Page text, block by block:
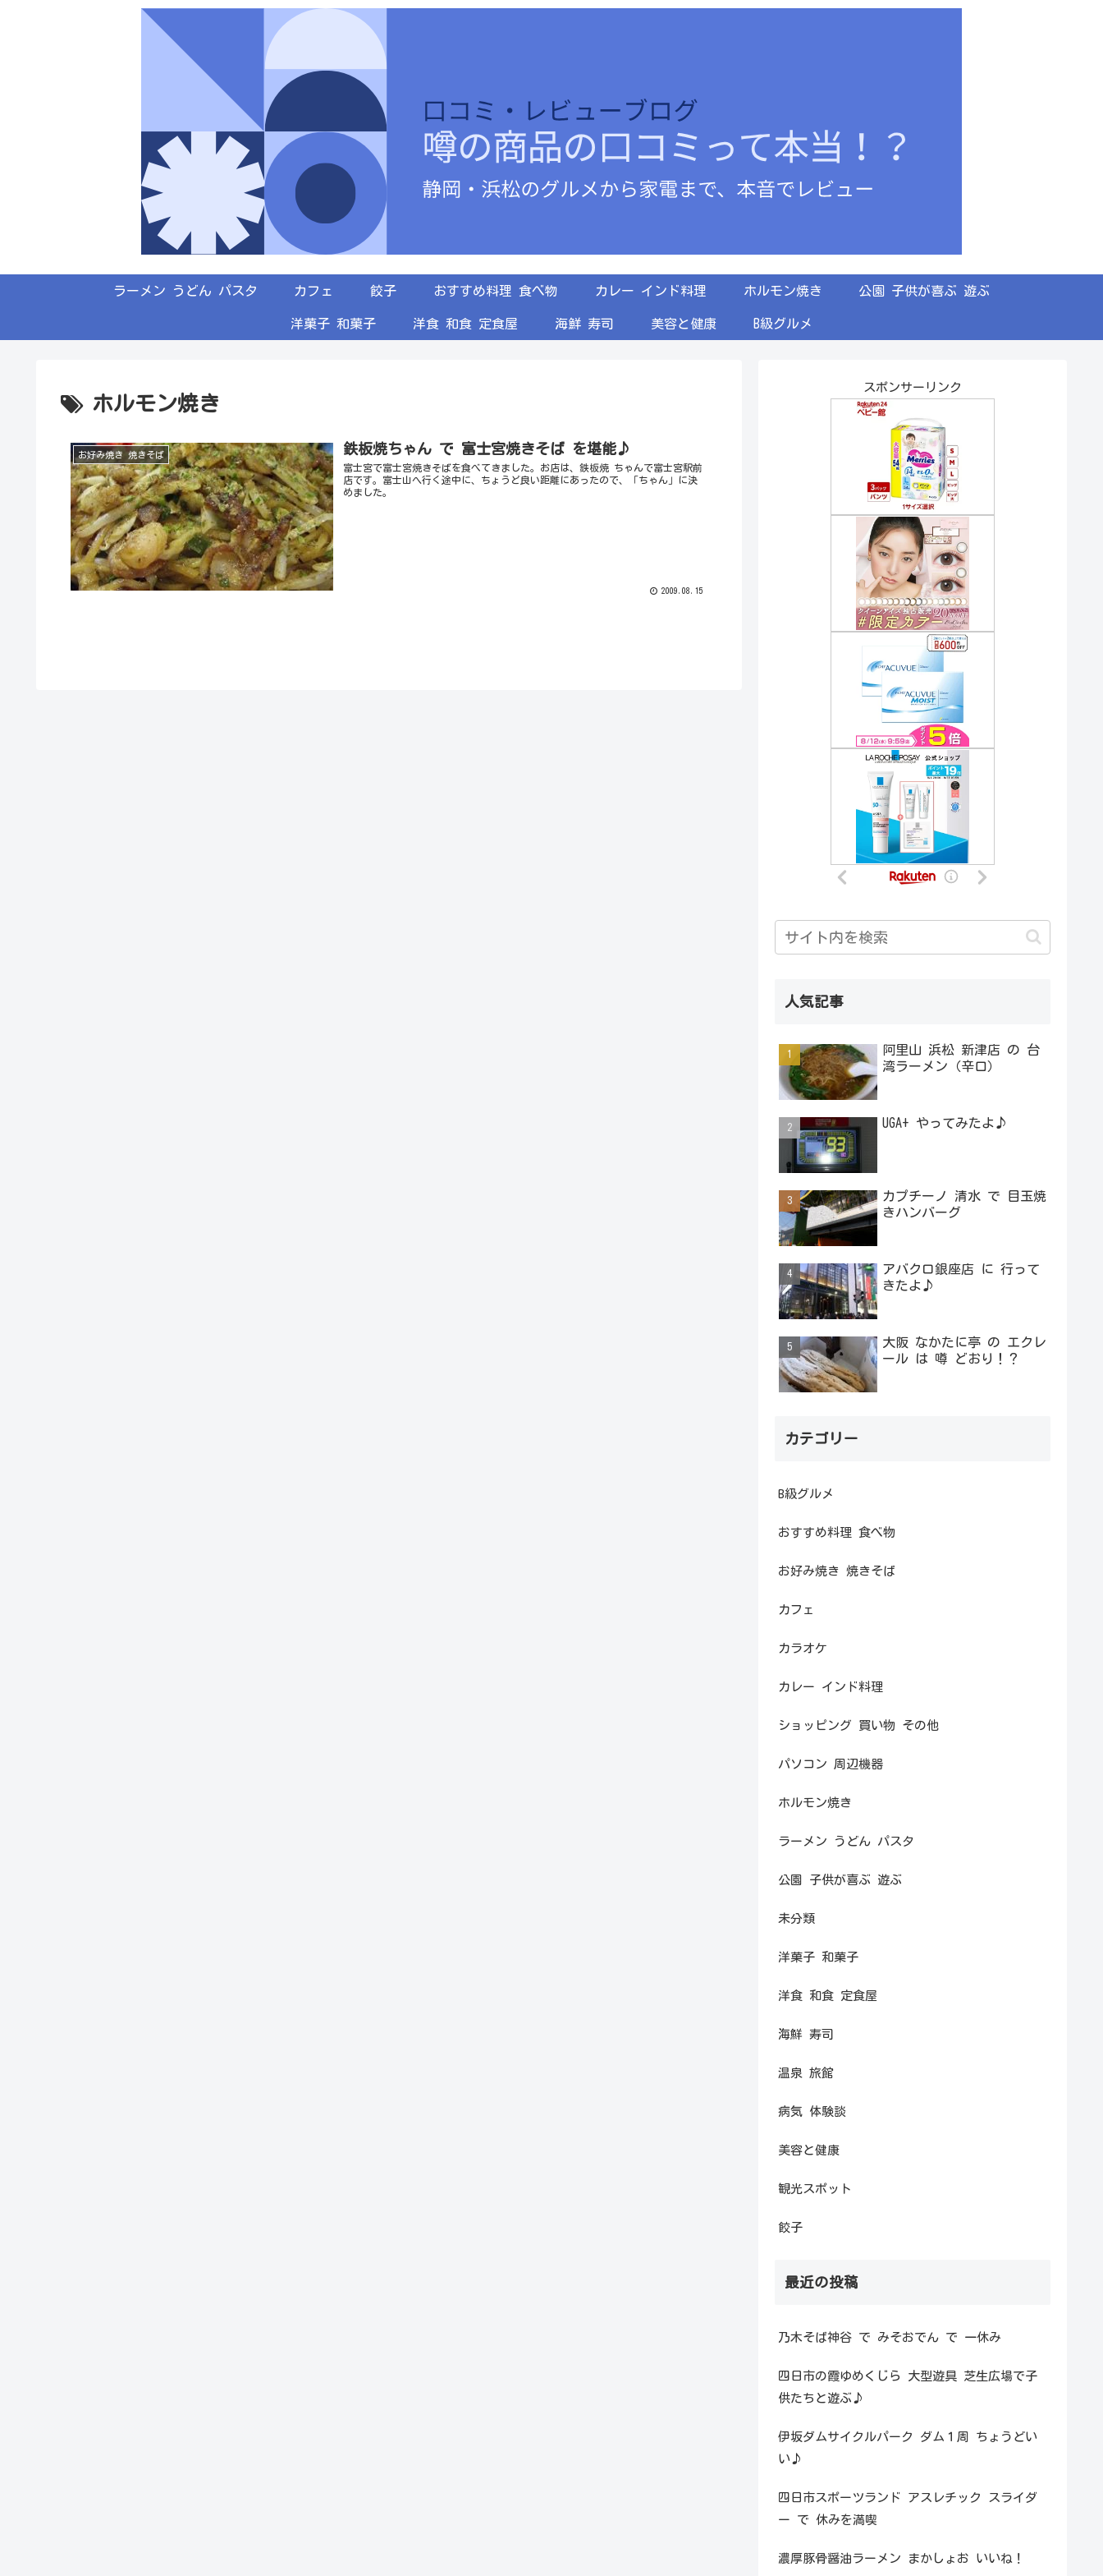
ラーメン うどん パスタ カフェ 餃子 おすすめ料理 食べ物 カレー インド料理 ホルモン焼き 公園 子供が喜ぶ 遊ぶ
洋菓子 和菓子 洋食 和食 定食屋 海鮮 寿司 美容と健康 B級グルメ
ホルモン焼き
お好み焼き 焼きそば 鉄板焼ちゃん で 富士宮焼きそば を堪能♪
富士宮で富士宮焼きそばを食べてきました。お店は、鉄板焼 ちゃんで富士宮駅前
店です。富士山へ行く途中に、ちょうど良い距離にあったので、「ちゃん」に決
めました。
2009.08.15
スポンサーリンク
人気記事
阿里山 浜松 新津店 の 台
湾ラーメン（辛口）
UGA+ やってみたよ♪
カプチーノ 清水 で 目玉焼
きハンバーグ
アバクロ銀座店 に 行って
きたよ♪
大阪 なかたに亭 の エクレ
ール は 噂 どおり！？
カテゴリー
B級グルメ
おすすめ料理 食べ物
お好み焼き 焼きそば
カフェ
カラオケ
カレー インド料理
ショッピング 買い物 その他
パソコン 周辺機器
ホルモン焼き
ラーメン うどん パスタ
公園 子供が喜ぶ 遊ぶ
未分類
洋菓子 和菓子
洋食 和食 定食屋
海鮮 寿司
温泉 旅館
病気 体験談
美容と健康
観光スポット
餃子
最近の投稿
乃木そば神谷 で みそおでん で 一休み
四日市の霞ゆめくじら 大型遊具 芝生広場で子
供たちと遊ぶ♪
伊坂ダムサイクルパーク ダム１周 ちょうどい
い♪
四日市スポーツランド アスレチック スライダ
ー で 休みを満喫
濃厚豚骨醤油ラーメン まかしょお いいね！